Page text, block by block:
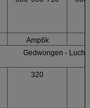
Amp6k
Gedwongen -
320